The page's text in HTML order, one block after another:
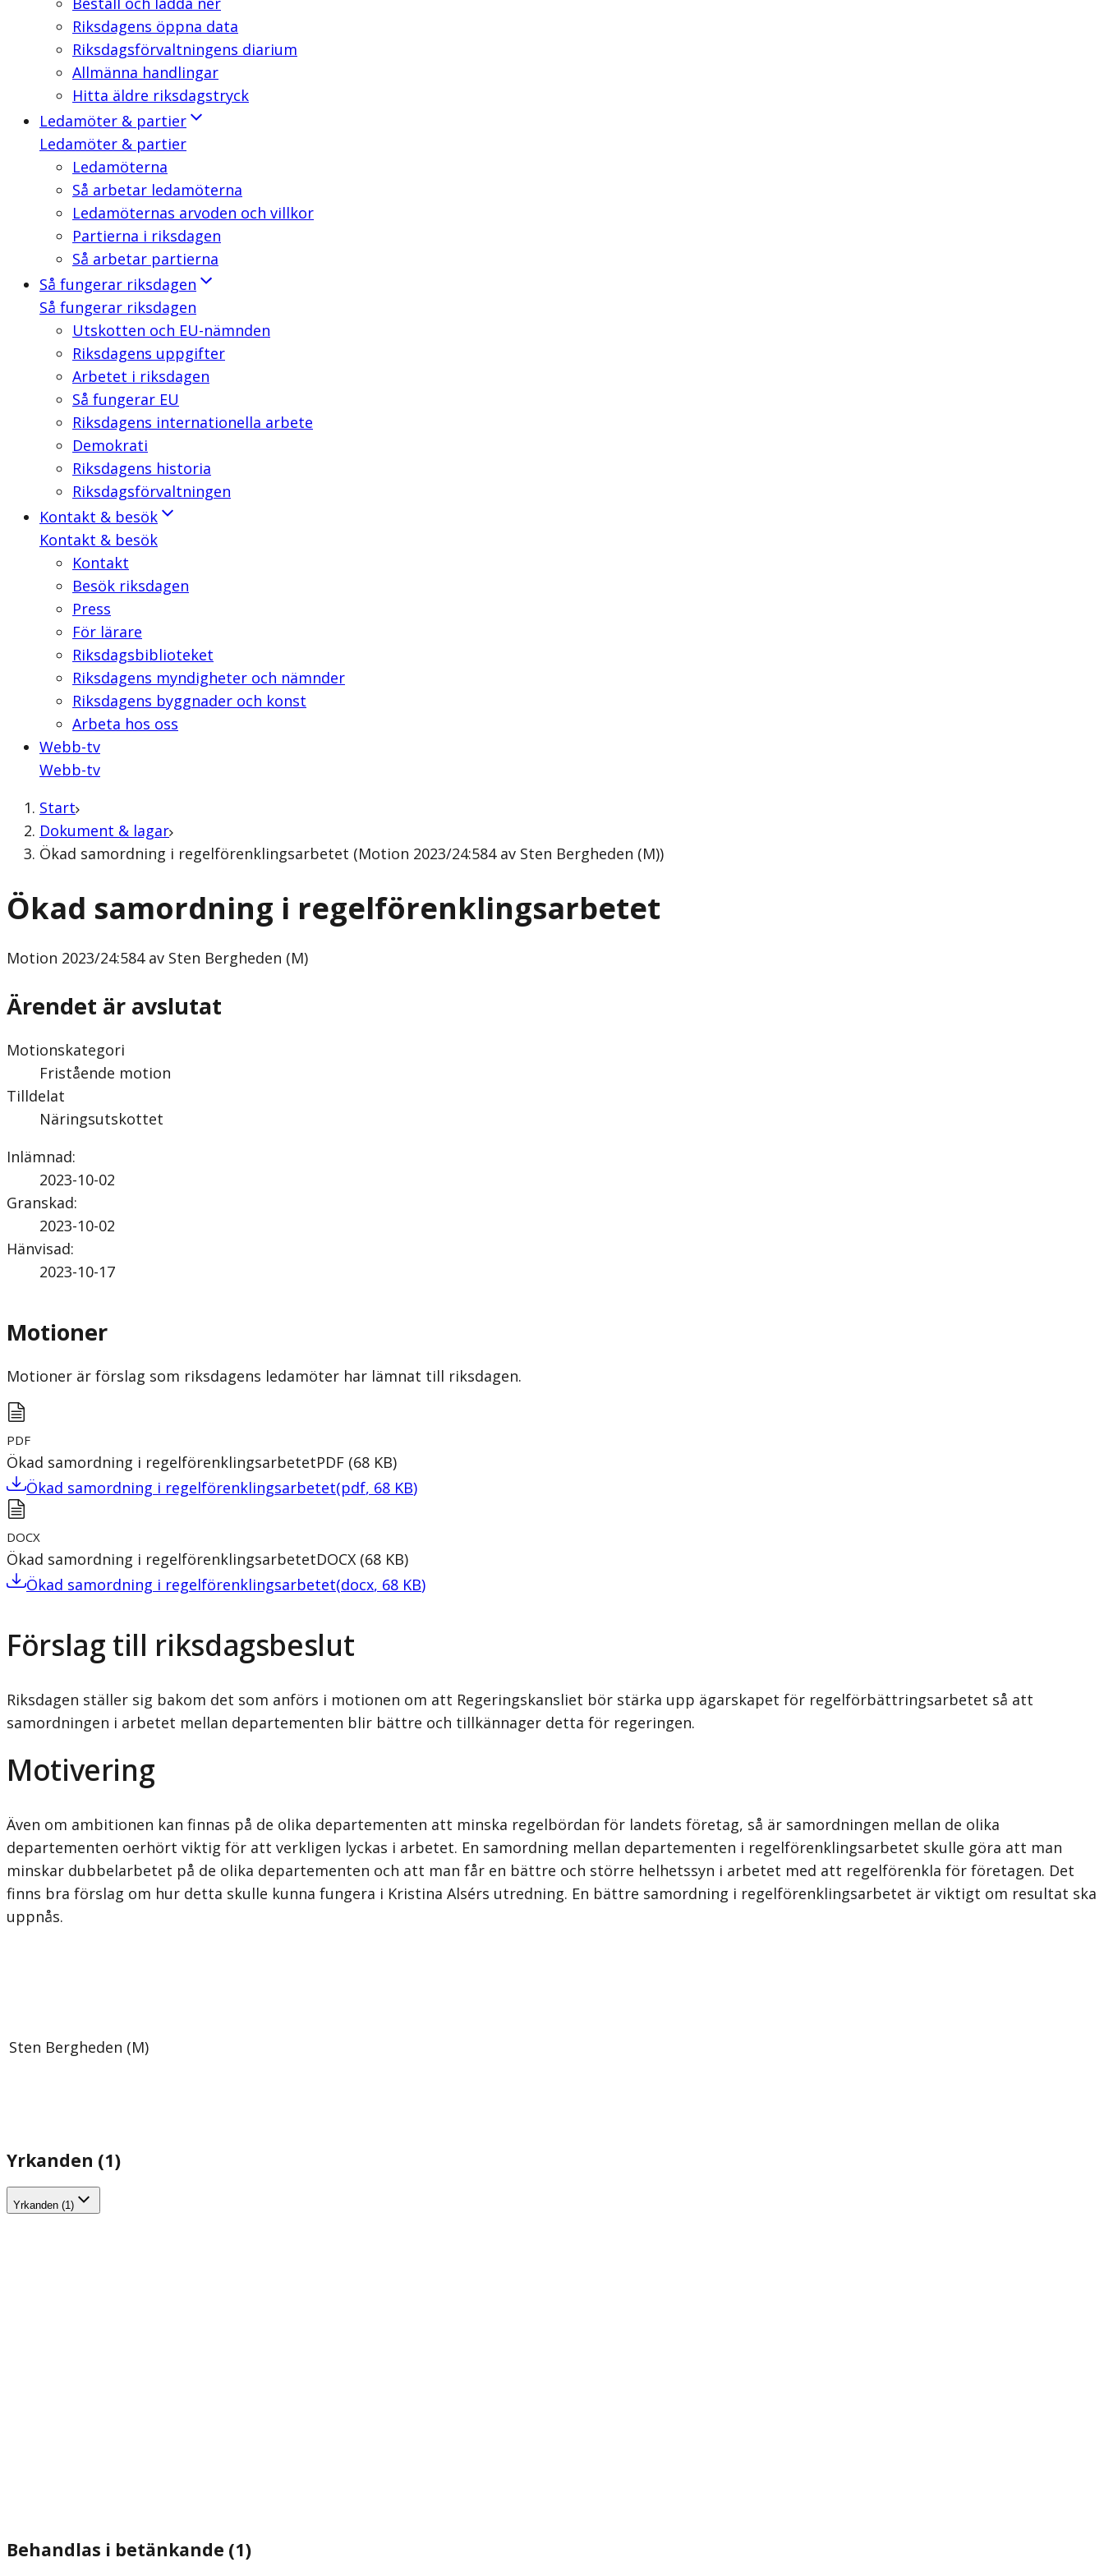
Riksdagens öppna data
Riksdagsförvaltningens diarium
Allmänna handlingar
Hitta äldre riksdagstryck
Ledamöter & partier
Ledamöter & partier
Ledamöterna
Så arbetar ledamöterna
Ledamöternas arvoden och villkor
Partierna i riksdagen
Så arbetar partierna
Så fungerar riksdagen
Så fungerar riksdagen
Utskotten och EU-nämnden
Riksdagens uppgifter
Arbetet i riksdagen
Så fungerar EU
Riksdagens internationella arbete
Demokrati
Riksdagens historia
Riksdagsförvaltningen
Kontakt & besök
Kontakt & besök
Kontakt
Besök riksdagen
Press
För lärare
Riksdagsbiblioteket
Riksdagens myndigheter och nämnder
Riksdagens byggnader och konst
Arbeta hos oss
Webb-tv
Webb-tv
Start
Dokument & lagar
Ökad samordning i regelförenklingsarbetet (Motion 2023/24:584 av Sten Bergheden (M))
Ökad samordning i regelförenklingsarbetet
Motion 2023/24:584 av Sten Bergheden (M)
Ärendet är avslutat
Motionskategori
Fristående motion
Tilldelat
Näringsutskottet
Inlämnad:
2023-10-02
Granskad:
2023-10-02
Hänvisad:
2023-10-17
Motioner
Motioner är förslag som riksdagens ledamöter har lämnat till riksdagen.
PDF
Ökad samordning i regelförenklingsarbetetPDF (68 KB)
Ökad samordning i regelförenklingsarbetet(pdf, 68 KB)
DOCX
Ökad samordning i regelförenklingsarbetetDOCX (68 KB)
Ökad samordning i regelförenklingsarbetet(docx, 68 KB)
Förslag till riksdagsbeslut
Riksdagen ställer sig bakom det som anförs i motionen om att Regeringskansliet bör stärka upp ägarskapet för regelförbättringsarbetet så att
samordningen i arbetet mellan departementen blir bättre och tillkännager detta för regeringen.
Motivering
Även om ambitionen kan finnas på de olika departementen att minska regelbördan för landets företag, så är samordningen mellan de olika
departementen oerhört viktig för att verkligen lyckas i arbetet. En samordning mellan departementen i regelförenklings­arbetet skulle göra att man
minskar dubbelarbetet på de olika departementen och att man får en bättre och större helhetssyn i arbetet med att regelförenkla för företagen. Det
finns bra förslag om hur detta skulle kunna fungera i Kristina Alsérs utredning. En bättre samordning i regelförenklingsarbetet är viktigt om resultat ska
uppnås.
Sten Bergheden (M)
Yrkanden (1)
Yrkanden (1)
Behandlas i betänkande (1)